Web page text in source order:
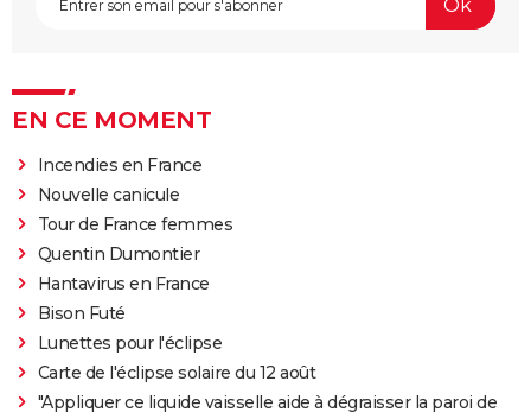
EN CE MOMENT
Incendies en France
Nouvelle canicule
Tour de France femmes
Quentin Dumontier
Hantavirus en France
Bison Futé
Lunettes pour l'éclipse
Carte de l'éclipse solaire du 12 août
"Appliquer ce liquide vaisselle aide à dégraisser la paroi de